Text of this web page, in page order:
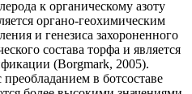
к органическому азоту
органо-геохимическим
и генезиса захороненного
состава торфа и является
(Borgmark, 2005).
в ботсоставе